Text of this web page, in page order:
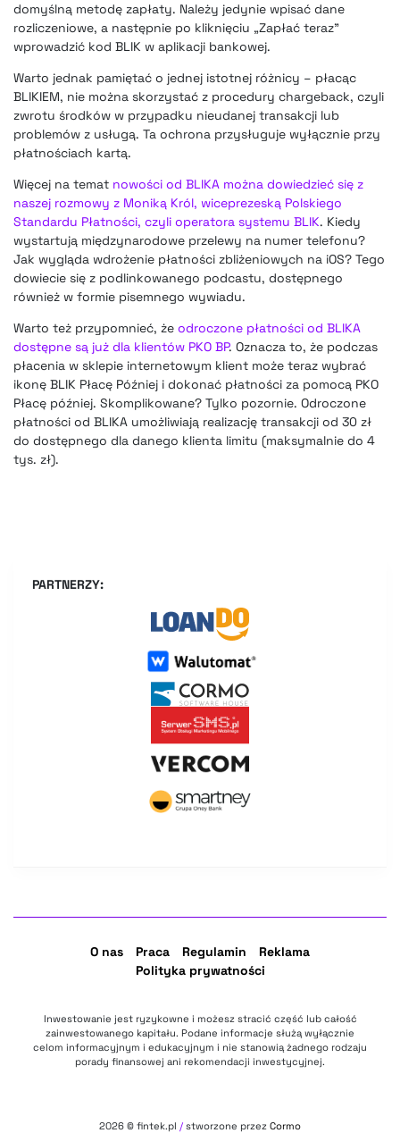
domyślną metodę zapłaty. Należy jedynie wpisać dane
rozliczeniowe, a następnie po kliknięciu „Zapłać teraz”
wprowadzić kod BLIK w aplikacji bankowej.
Warto jednak pamiętać o jednej istotnej różnicy – płacąc
BLIKIEM, nie można skorzystać z procedury chargeback, czyli
zwrotu środków w przypadku nieudanej transakcji lub
problemów z usługą. Ta ochrona przysługuje wyłącznie przy
płatnościach kartą.
Więcej na temat nowości od BLIKA można dowiedzieć się z
naszej rozmowy z Moniką Król, wiceprezeską Polskiego
Standardu Płatności, czyli operatora systemu BLIK. Kiedy
wystartują międzynarodowe przelewy na numer telefonu?
Jak wygląda wdrożenie płatności zbliżeniowych na iOS? Tego
dowiecie się z podlinkowanego podcastu, dostępnego
również w formie pisemnego wywiadu.
Warto też przypomnieć, że odroczone płatności od BLIKA
dostępne są już dla klientów PKO BP. Oznacza to, że podczas
płacenia w sklepie internetowym klient może teraz wybrać
ikonę BLIK Płacę Później i dokonać płatności za pomocą PKO
Płacę później. Skomplikowane? Tylko pozornie. Odroczone
płatności od BLIKA umożliwiają realizację transakcji od 30 zł
do dostępnego dla danego klienta limitu (maksymalnie do 4
tys. zł).
PARTNERZY:
O nas Praca Regulamin
Reklama
Polityka prywatności
Inwestowanie jest ryzykowne i możesz stracić część lub całość
zainwestowanego kapitału. Podane informacje służą wyłącznie
celom informacyjnym i edukacyjnym i nie stanowią żadnego rodzaju
porady finansowej ani rekomendacji inwestycyjnej.
2026 © fintek.pl / stworzone przez Cormo